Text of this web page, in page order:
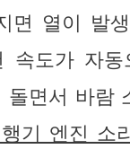
면 열이 발
속도가 자동
돌면서 바람
기 엔진 소